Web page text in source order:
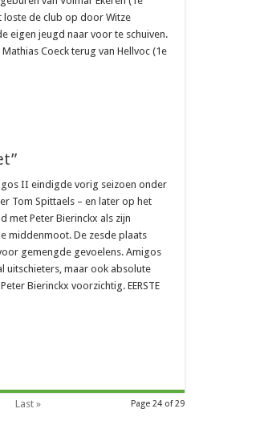
loste de club op door Witze
eigen jeugd naar voor te schuiven.
Coeck terug van Hellvoc (1e
II eindigde vorig seizoen onder
Tom Spittaels – en later op het
met Peter Bierinckx als zijn
middenmoot. De zesde plaats
gemengde gevoelens. Amigos
uitschieters, maar ook absolute
Bierinckx voorzichtig. EERSTE
Page 24 of 29
Last »